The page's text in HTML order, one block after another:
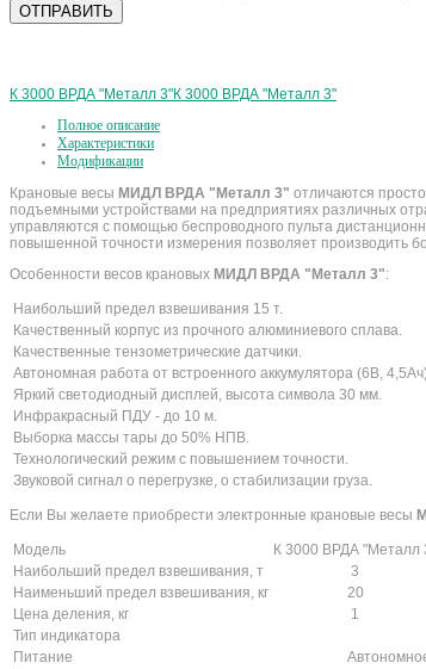
К 3000 ВРДА "Металл 3"К 3000 ВРДА "Металл 3"
Полное описание
Характеристики
Модификации
Крановые весы МИДЛ ВРДА "Металл 3" отличаются
подъемными устройствами на предприятиях различных
управляются с помощью беспроводного пульта
повышенной точности измерения позволяет производить
Особенности весов крановых МИДЛ ВРДА "Металл 3":
Наибольший предел взвешивания 15 т.
Качественный корпус из прочного алюминиевого сплава.
Качественные тензометрические датчики.
Автономная работа от встроенного аккумулятора (6В,
Яркий светодиодный дисплей, высота символа 30 мм.
Инфракрасный ПДУ - до 10 м.
Выборка массы тары до 50% НПВ.
Технологический режим с повышением точности.
Звуковой сигнал о перегрузке, о стабилизации груза.
Если Вы желаете приобрести электронные крановые весы
Модель К 3000 ВРДА "Металл
Наибольший предел взвешивания, т
3
Наименьший предел взвешивания, кг
20
Цена деления, кг
1
Тип индикатора
Питание